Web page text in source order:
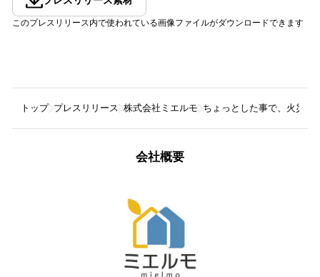
このプレスリリース内で使われている画像ファイルがダウンロードできます
トップ プレスリリース 株式会社ミエルモ ちょっとした事で、火災保
会社概要